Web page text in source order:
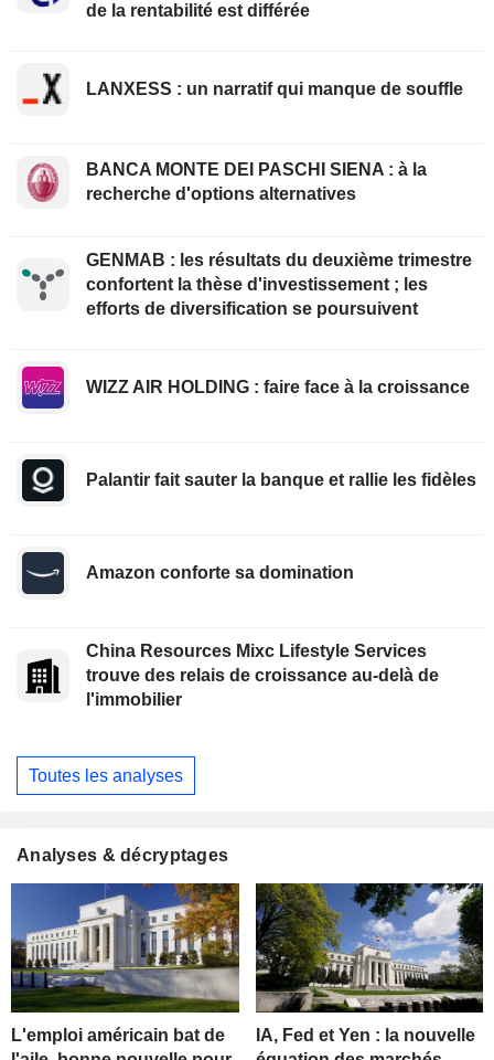
de la rentabilité est différée
LANXESS : un narratif qui manque de souffle
BANCA MONTE DEI PASCHI SIENA : à la
recherche d'options alternatives
GENMAB : les résultats du deuxième trimestre
confortent la thèse d'investissement ; les
efforts de diversification se poursuivent
WIZZ AIR HOLDING : faire face à la croissance
Palantir fait sauter la banque et rallie les fidèles
Amazon conforte sa domination
China Resources Mixc Lifestyle Services
trouve des relais de croissance au-delà de
l'immobilier
Toutes les analyses
Analyses & décryptages
L'emploi américain bat de
IA, Fed et Yen : la nouvelle